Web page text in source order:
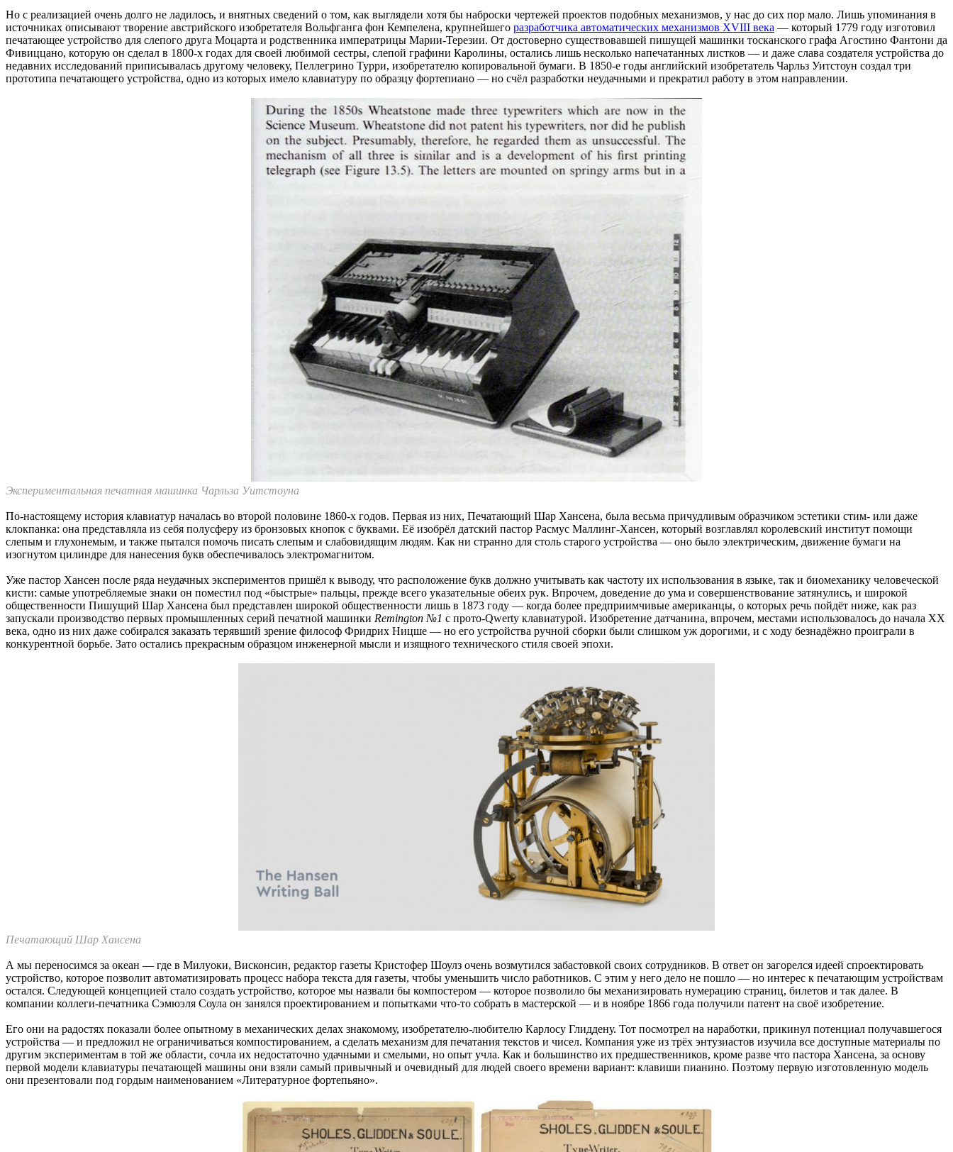
Но с реализацией очень долго не ладилось, и внятных сведений о том, как выглядели хотя бы наброски чертежей проектов подобных механизмов, у нас до сих пор мало. Лишь упоминания в
источниках описывают творение австрийского изобретателя Вольфганга фон Кемпелена, крупнейшего разработчика автоматических механизмов XVIII века — который 1779 году изготовил
печатающее устройство для слепого друга Моцарта и родственника императрицы Марии-Терезии. От достоверно существовавшей пишущей машинки тосканского графа Агостино Фантони да
Фивиццано, которую он сделал в 1800-х годах для своей любимой сестры, слепой графини Каролины, остались лишь несколько напечатанных листков — и даже слава создателя устройства до
недавних исследований приписывалась другому человеку, Пеллегрино Турри, изобретателю копировальной бумаги. В 1850-е годы английский изобретатель Чарльз Уитстоун создал три
прототипа печатающего устройства, одно из которых имело клавиатуру по образцу фортепиано — но счёл разработки неудачными и прекратил работу в этом направлении.
Экспериментальная печатная машинка Чарльза Уитстоуна
По-настоящему история клавиатур началась во второй половине 1860-х годов. Первая из них, Печатающий Шар Хансена, была весьма причудливым образчиком эстетики стим- или даже
клокпанка: она представляла из себя полусферу из бронзовых кнопок с буквами. Её изобрёл датский пастор Расмус Маллинг-Хансен, который возглавлял королевский институт помощи
слепым и глухонемым, и также пытался помочь писать слепым и слабовидящим людям. Как ни странно для столь старого устройства — оно было электрическим, движение бумаги на
изогнутом цилиндре для нанесения букв обеспечивалось электромагнитом.
Уже пастор Хансен после ряда неудачных экспериментов пришёл к выводу, что расположение букв должно учитывать как частоту их использования в языке, так и биомеханику человеческой
кисти: самые употребляемые знаки он поместил под «быстрые» пальцы, прежде всего указательные обеих рук. Впрочем, доведение до ума и совершенствование затянулись, и широкой
общественности Пишущий Шар Хансена был представлен широкой общественности лишь в 1873 году — когда более предприимчивые американцы, о которых речь пойдёт ниже, как раз
запускали производство первых промышленных серий печатной машинки Remington №1 с прото-Qwerty клавиатурой. Изобретение датчанина, впрочем, местами использовалось до начала ХХ
века, одно из них даже собирался заказать терявший зрение философ Фридрих Ницше — но его устройства ручной сборки были слишком уж дорогими, и с ходу безнадёжно проиграли в
конкурентной борьбе. Зато остались прекрасным образцом инженерной мысли и изящного технического стиля своей эпохи.
Печатающий Шар Хансена
А мы переносимся за океан — где в Милуоки, Висконсин, редактор газеты Кристофер Шоулз очень возмутился забастовкой своих сотрудников. В ответ он загорелся идеей спроектировать
устройство, которое позволит автоматизировать процесс набора текста для газеты, чтобы уменьшить число работников. С этим у него дело не пошло — но интерес к печатающим устройствам
остался. Следующей концепцией стало создать устройство, которое мы назвали бы компостером — которое позволило бы механизировать нумерацию страниц, билетов и так далее. В
компании коллеги-печатника Сэмюэля Соула он занялся проектированием и попытками что-то собрать в мастерской — и в ноябре 1866 года получили патент на своё изобретение.
Его они на радостях показали более опытному в механических делах знакомому, изобретателю-любителю Карлосу Глиддену. Тот посмотрел на наработки, прикинул потенциал получавшегося
устройства — и предложил не ограничиваться компостированием, а сделать механизм для печатания текстов и чисел. Компания уже из трёх энтузиастов изучила все доступные материалы по
другим экспериментам в той же области, сочла их недостаточно удачными и смелыми, но опыт учла. Как и большинство их предшественников, кроме разве что пастора Хансена, за основу
первой модели клавиатуры печатающей машины они взяли самый привычный и очевидный для людей своего времени вариант: клавиши пианино. Поэтому первую изготовленную модель
они презентовали под гордым наименованием «Литературное фортепьяно».